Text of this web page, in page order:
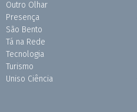
Outro Olhar
Presença
São Bento
Tá na Rede
Tecnologia
Turismo
Uniso Ciência